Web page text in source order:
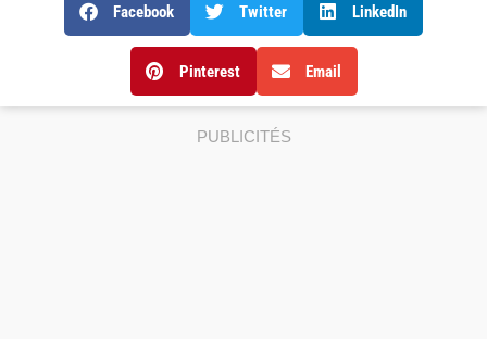
Facebook Twitter LinkedIn
Pinterest Email
PUBLICITÉS